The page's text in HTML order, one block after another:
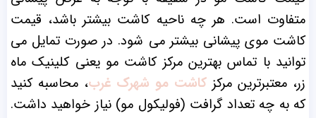
متفاوت است. هر چه ناحیه کاشت بیشتر باشد، قیمت
کاشت موی پیشانی بیشتر می شود. در صورت تمایل می
توانید با تماس بهترین مرکز کاشت مو یعنی کلینیک ماه
زر، معتبرترین مرکز کاشت مو شهرک غرب، محاسبه کنید
که به چه تعداد گرافت (فولیکول مو) نیاز خواهید داشت.